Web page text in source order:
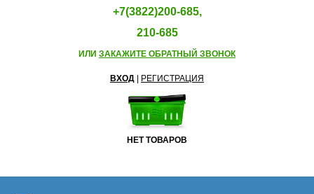
+7(3822)200-685,
210-685
ИЛИ ЗАКАЖИТЕ ОБРАТНЫЙ ЗВОНОК
ВХОД РЕГИСТРАЦИЯ
НЕТ ТОВАРОВ